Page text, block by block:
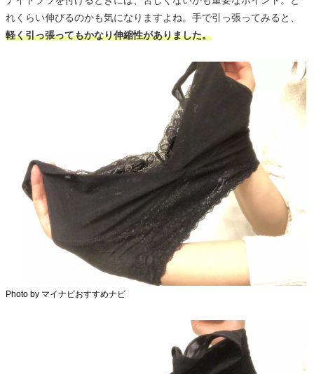
れくらい伸びるのかも気になりますよね。手で引っ張ってみると、
軽く引っ張ってもかなり伸縮性がありました。
Photo by マイナビおすすめナビ